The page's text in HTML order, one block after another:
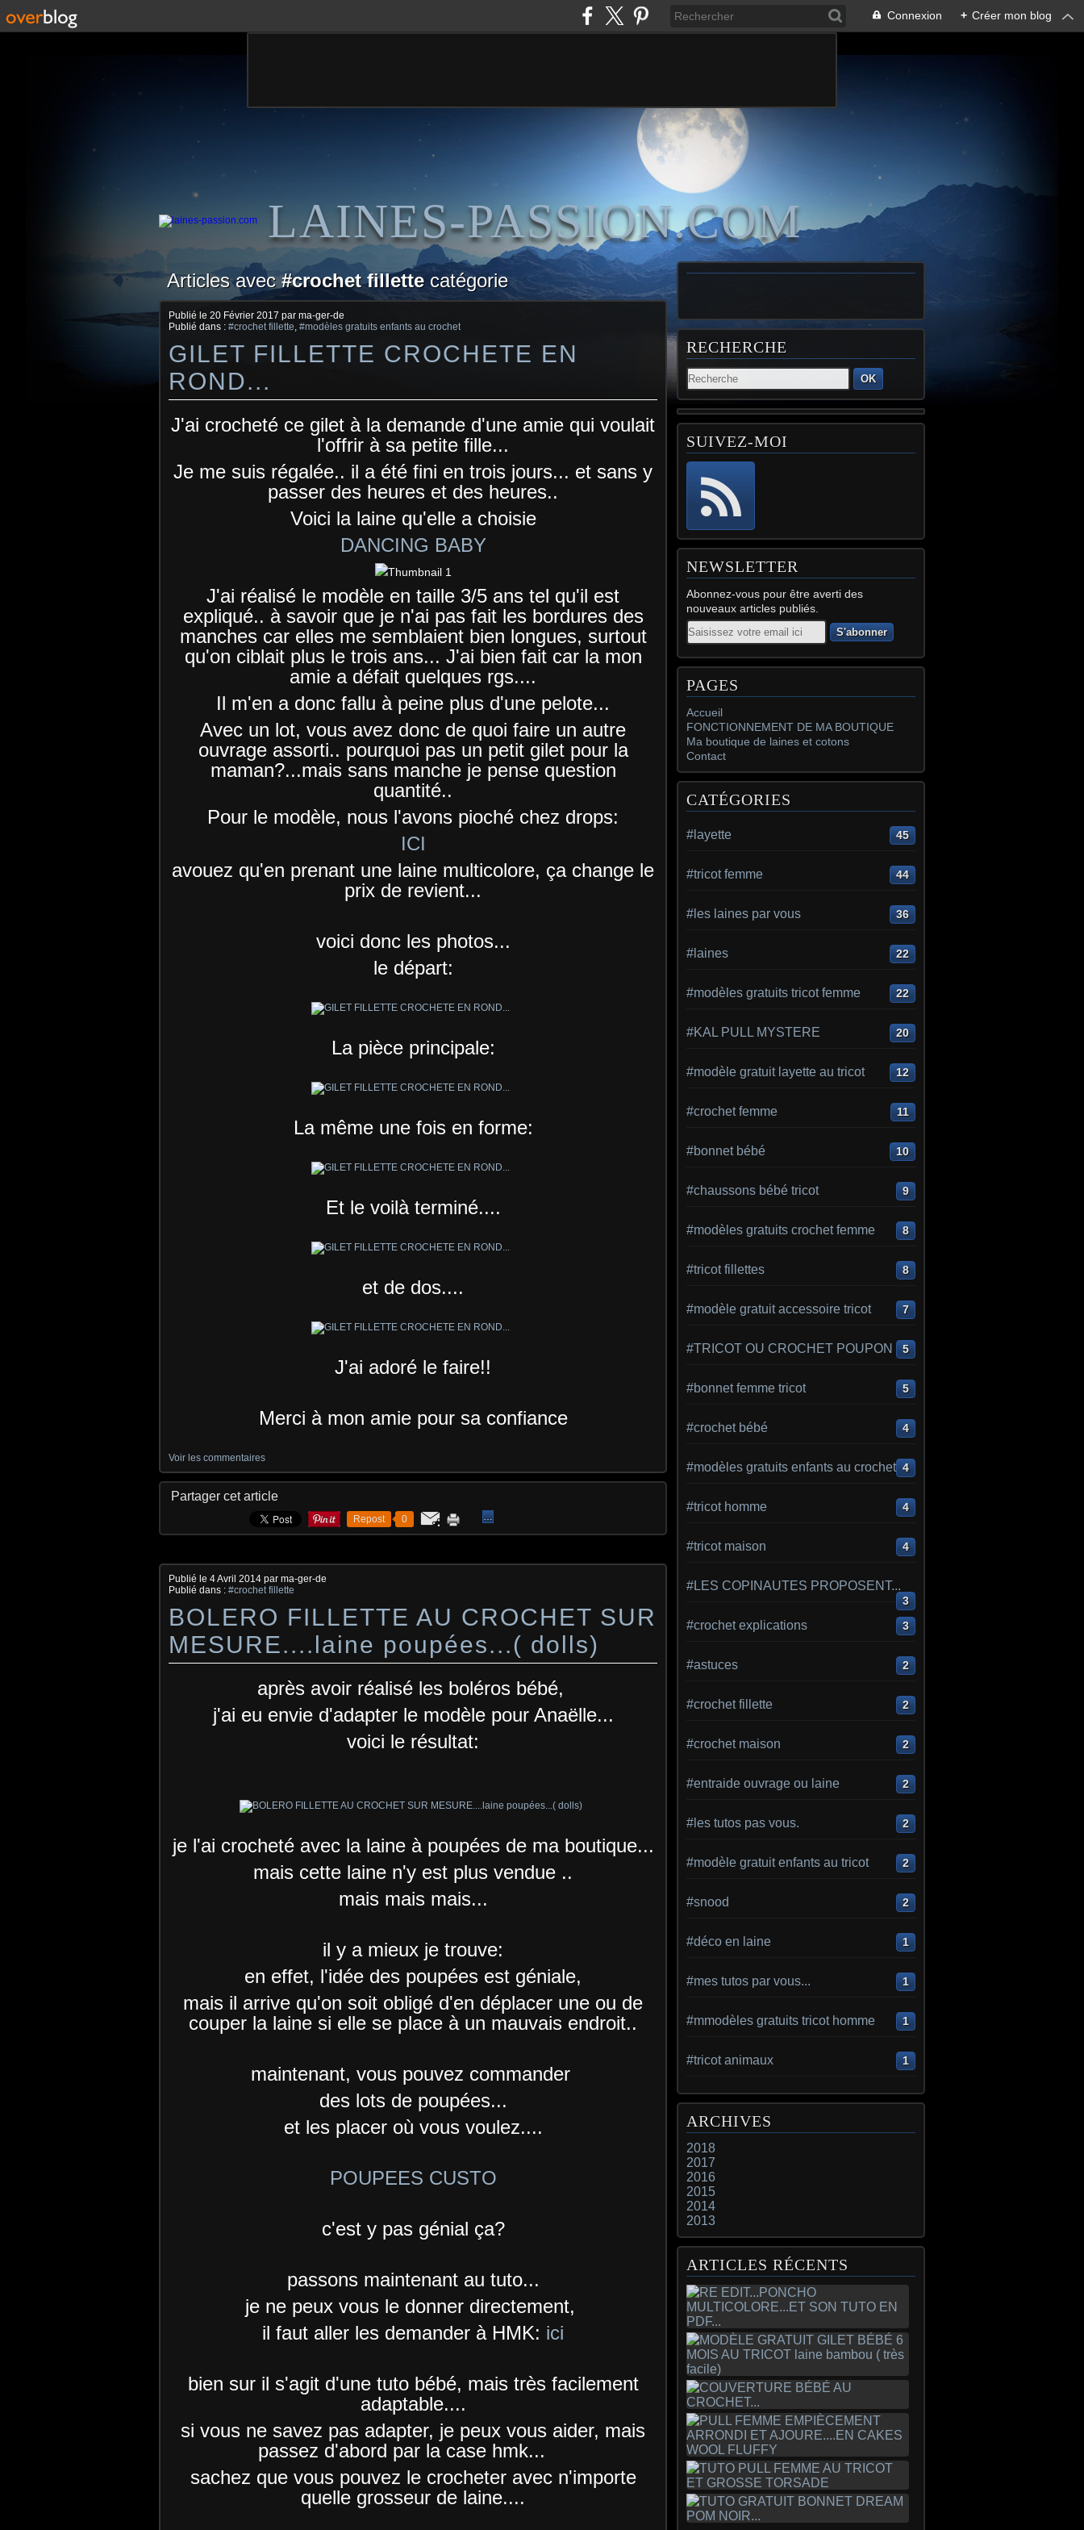
Connexion + Créer mon blog
LAINES-PASSION.COM
Articles avec#crochet fillettecatégorie
Publié le 20 Février 2017 par ma-ger-de
Publié dans : #crochet fillette, #modèles gratuits enfants au crochet
GILET FILLETTE CROCHETE EN
ROND...
J'ai crocheté ce gilet à la demande d'une amie qui voulait
l'offrir à sa petite fille...
Je me suis régalée.. il a été fini en trois jours... et sans y
passer des heures et des heures..
Voici la laine qu'elle a choisie
DANCING BABY
J'ai réalisé le modèle en taille 3/5 ans tel qu'il est
expliqué.. à savoir que je n'ai pas fait les bordures des
manches car elles me semblaient bien longues, surtout
qu'on ciblait plus le trois ans... J'ai bien fait car la mon
amie a défait quelques rgs....
Il m'en a donc fallu à peine plus d'une pelote...
Avec un lot, vous avez donc de quoi faire un autre
ouvrage assorti.. pourquoi pas un petit gilet pour la
maman?...mais sans manche je pense question
quantité..
Pour le modèle, nous l'avons pioché chez drops:
ICI
avouez qu'en prenant une laine multicolore, ça change le
prix de revient...
voici donc les photos...
le départ:
La pièce principale:
La même une fois en forme:
Et le voilà terminé....
et de dos....
J'ai adoré le faire!!
Merci à mon amie pour sa confiance
Voir les commentaires
Partager cet article
Repost 0 …
Publié le 4 Avril 2014 par ma-ger-de
Publié dans : #crochet fillette
BOLERO FILLETTE AU CROCHET SUR
MESURE....laine poupées...( dolls)
après avoir réalisé les boléros bébé,
j'ai eu envie d'adapter le modèle pour Anaëlle...
voici le résultat:
je l'ai crocheté avec la laine à poupées de ma boutique...
mais cette laine n'y est plus vendue ..
mais mais mais...
il y a mieux je trouve:
en effet, l'idée des poupées est géniale,
mais il arrive qu'on soit obligé d'en déplacer une ou de
couper la laine si elle se place à un mauvais endroit..
maintenant, vous pouvez commander
des lots de poupées...
et les placer où vous voulez....
POUPEES CUSTO
c'est y pas génial ça?
passons maintenant au tuto...
je ne peux vous le donner directement,
il faut aller les demander à HMK: ici
bien sur il s'agit d'une tuto bébé, mais très facilement
adaptable....
si vous ne savez pas adapter, je peux vous aider, mais
passez d'abord par la case hmk...
sachez que vous pouvez le crocheter avec n'importe
quelle grosseur de laine....
RECHERCHE
OK
SUIVEZ-MOI
NEWSLETTER
Abonnez-vous pour être averti des
nouveaux articles publiés.
Email
PAGES
Accueil
FONCTIONNEMENT DE MA BOUTIQUE
Ma boutique de laines et cotons
Contact
CATÉGORIES
#layette 45
#tricot femme 44
#les laines par vous 36
#laines 22
#modèles gratuits tricot femme 22
#KAL PULL MYSTERE 20
#modèle gratuit layette au tricot 12
#crochet femme 11
#bonnet bébé 10
#chaussons bébé tricot 9
#modèles gratuits crochet femme 8
#tricot fillettes 8
#modèle gratuit accessoire tricot 7
#TRICOT OU CROCHET POUPON 5
#bonnet femme tricot 5
#crochet bébé 4
#modèles gratuits enfants au crochet 4
#tricot homme 4
#tricot maison 4
#LES COPINAUTES PROPOSENT...
3
#crochet explications 3
#astuces 2
#crochet fillette 2
#crochet maison 2
#entraide ouvrage ou laine 2
#les tutos pas vous. 2
#modèle gratuit enfants au tricot 2
#snood 2
#déco en laine 1
#mes tutos par vous... 1
#mmodèles gratuits tricot homme 1
#tricot animaux 1
ARCHIVES
2018
2017
2016
2015
2014
2013
ARTICLES RÉCENTS